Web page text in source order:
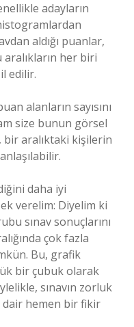
adayların
aldığı puanlar,
her biri
edilir.
alanların sayısını
size bunun görsel
bir aralıktaki kişilerin
daha iyi
verelim: Diyelim ki
sınav sonuçlarını
çok fazla
Bu, grafik
bir çubuk olarak
sınavın zorluk
hemen bir fikir